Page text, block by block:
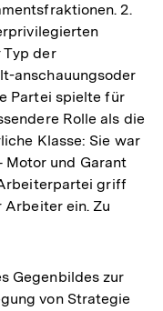
2.
Typ der
anschauungsoder
Partei spielte für
Rolle als die
Klasse: Sie war
und Garant
griff
ein. Zu
Gegenbildes zur
von Strategie